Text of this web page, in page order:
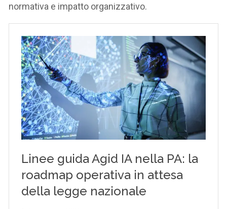
normativa e impatto organizzativo.